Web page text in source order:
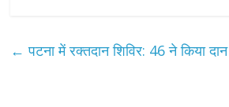
← पटना में रक्तदान शिविर: 46 ने किया दान